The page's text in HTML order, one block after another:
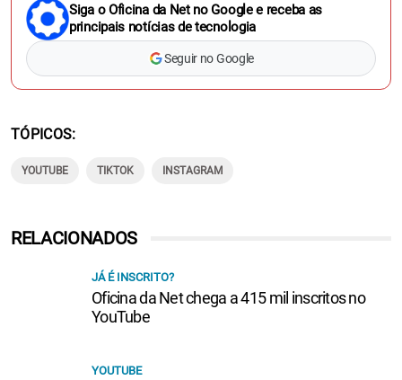
Siga o Oficina da Net no Google e receba as
principais notícias de tecnologia
Seguir no Google
TÓPICOS
YOUTUBE TIKTOK INSTAGRAM
RELACIONADOS
JÁ É INSCRITO?
Oficina da Net chega a 415 mil inscritos no
YouTube
YOUTUBE